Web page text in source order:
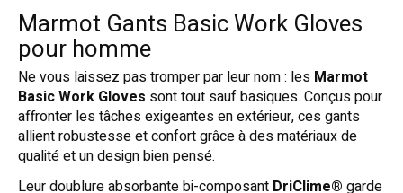
Marmot Gants Basic Work Gloves
pour homme
Ne vous laissez pas tromper par leur nom : les Marmot
Basic Work Gloves sont tout sauf basiques. Conçus pour
affronter les tâches exigeantes en extérieur, ces gants
allient robustesse et confort grâce à des matériaux de
qualité et un design bien pensé.
Leur doublure absorbante bi-composant DriClime® garde